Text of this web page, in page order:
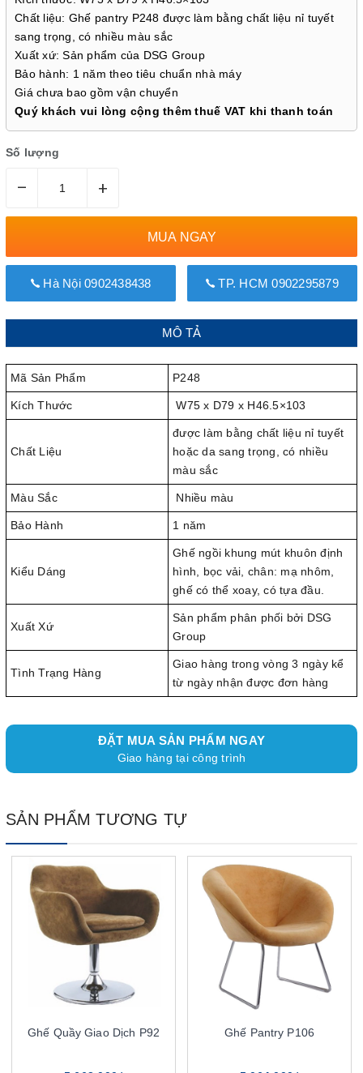
Chất liệu: Ghế pantry P248 được làm bằng chất liệu nỉ tuyết
sang trọng, có nhiều màu sắc
Xuất xứ: Sản phẩm của DSG Group
Bảo hành: 1 năm theo tiêu chuẩn nhà máy
Giá chưa bao gồm vận chuyển
Quý khách vui lòng cộng thêm thuế VAT khi thanh toán
Số lượng
– +
MUA NGAY
Hà Nội 0902438438 TP. HCM 0902295879
MÔ TẢ
Mã Sản Phẩm P248
Kích Thước W75 x D79 x H46.5×103
Chất Liệu
được làm bằng chất liệu nỉ tuyết
hoặc da sang trọng, có nhiều
màu sắc
Màu Sắc Nhiều màu
Bảo Hành 1 năm
Kiểu Dáng
Ghế ngồi khung mút khuôn định
hình, bọc vải, chân: mạ nhôm,
ghế có thể xoay, có tựa đầu.
Xuất Xứ
Sản phẩm phân phối bởi DSG
Group
Tình Trạng Hàng
Giao hàng trong vòng 3 ngày kể
từ ngày nhận được đơn hàng
ĐẶT MUA SẢN PHẨM NGAY
Giao hàng tại công trình
SẢN PHẨM TƯƠNG TỰ
Ghế Quầy Giao Dịch P92 Ghế Pantry P106